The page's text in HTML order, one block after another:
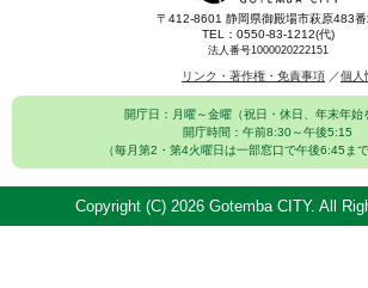
〒412-8601 静岡県御殿場市萩原483
TEL：0550-83-1212(代)
法人番号1000020222151
リンク・著作権・免責事項 個人
開庁日：月曜～金曜（祝日・休日、年末年始
開庁時間：午前8:30～午後5:15
（毎月第2・第4火曜日は一部窓口で午後6:45ま
Copyright (C) 2026 Gotemba CITY. All